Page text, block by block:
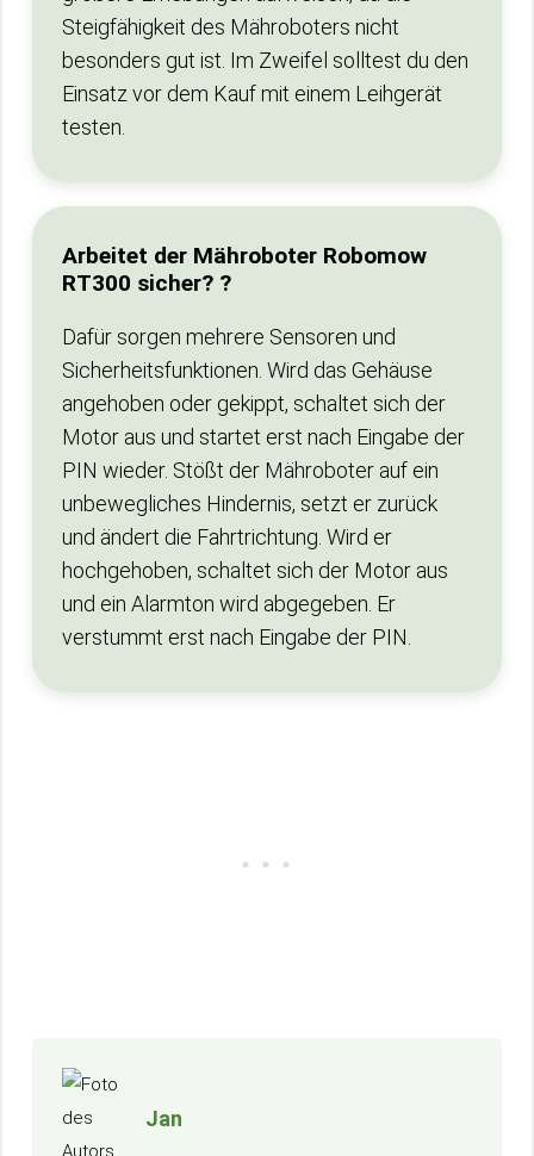
Steigfähigkeit des Mähroboters nicht
besonders gut ist. Im Zweifel solltest du den
Einsatz vor dem Kauf mit einem Leihgerät
testen.
Arbeitet der Mähroboter Robomow
RT300 sicher? ?
Dafür sorgen mehrere Sensoren und
Sicherheitsfunktionen. Wird das Gehäuse
angehoben oder gekippt, schaltet sich der
Motor aus und startet erst nach Eingabe der
PIN wieder. Stößt der Mähroboter auf ein
unbewegliches Hindernis, setzt er zurück
und ändert die Fahrtrichtung. Wird er
hochgehoben, schaltet sich der Motor aus
und ein Alarmton wird abgegeben. Er
verstummt erst nach Eingabe der PIN.
Jan